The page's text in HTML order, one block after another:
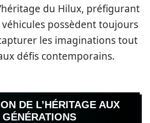
du Hilux, préfigurant
possèdent toujours
les imaginations tout
défis contemporains.
DE L’HÉRITAGE AUX